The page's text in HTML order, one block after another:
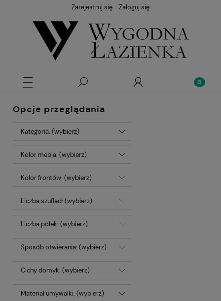
Zarejestruj się Zaloguj się
Opcje przeglądania
Kategoria: (wybierz)
Kolor mebla: (wybierz)
Kolor frontów: (wybierz)
Liczba szuflad: (wybierz)
Liczba półek: (wybierz)
Sposób otwierania: (wybierz)
Cichy domyk: (wybierz)
Materiał umywalki: (wybierz)